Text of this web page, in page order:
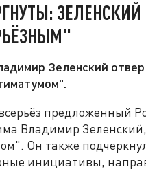
Зеленский
предложенный
Владимир
Он также
инициативы,